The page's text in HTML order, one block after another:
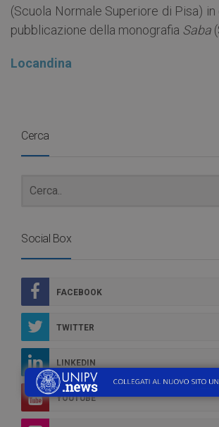
(Scuola Normale Superiore di Pisa)
pubblicazione della monografia Saba
Locandina
Cerca
Social Box
FACEBOOK
TWITTER
LINKEDIN
YOUTUBE